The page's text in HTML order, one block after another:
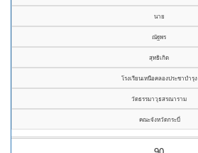
นาย
ณัฐพร
สุทธิเกิด
โรงเรียนเหนือคลองประชาบำรุง
วัดธรรมาวุธสรณาราม
คณะจังหวัดกระบี่